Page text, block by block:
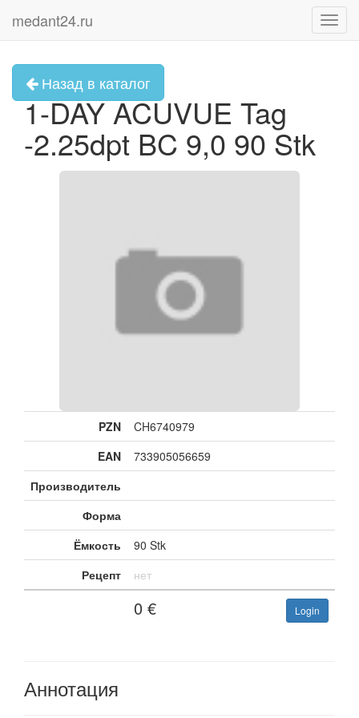
medant24.ru
Назад в каталог
1-DAY ACUVUE Tag
-2.25dpt BC 9,0 90 Stk
PZN
CH6740979
EAN
733905056659
Производитель
Форма
Ёмкость
90 Stk
Рецепт
нет
0 € Login
Аннотация